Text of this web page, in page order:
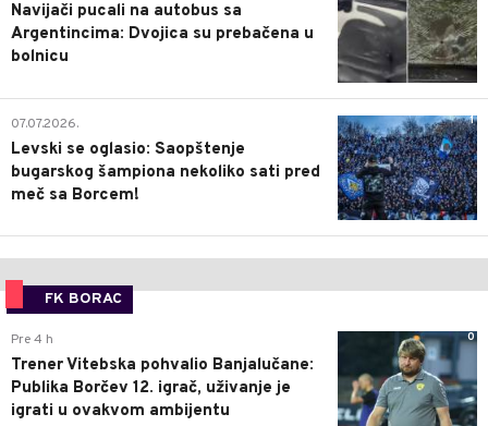
Navijači pucali na autobus sa
Argentincima: Dvojica su prebačena u
bolnicu
1
07.07.2026.
Levski se oglasio: Saopštenje
bugarskog šampiona nekoliko sati pred
meč sa Borcem!
FK BORAC
0
Pre 4 h
Trener Vitebska pohvalio Banjalučane:
Publika Borčev 12. igrač, uživanje je
igrati u ovakvom ambijentu